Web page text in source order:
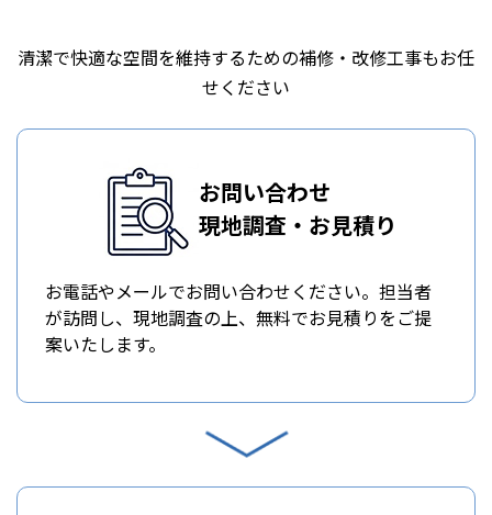
清潔で快適な空間を維持するための補修・改修工事もお任
せください
お問い合わせ
現地調査・お見積り
お電話やメールでお問い合わせください。担当者
が訪問し、現地調査の上、無料でお見積りをご提
案いたします。